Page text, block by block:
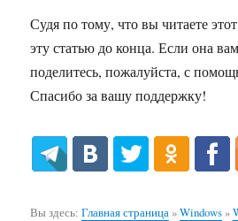
Судя по тому, что вы читаете
эту статью до конца. Если она
поделитесь, пожалуйста, с
Спасибо за вашу поддержку!
Вы здесь:Главная страница »Windows»